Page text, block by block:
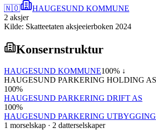
🇳🇴
HAUGESUND KOMMUNE
2 aksjer
Kilde: Skatteetaten aksjeeierboken 2024
Konsernstruktur
HAUGESUND KOMMUNE100% ↓
HAUGESUND PARKERING HOLDING AS
100%
HAUGESUND PARKERING DRIFT AS
100%
HAUGESUND PARKERING
1 morselskap · 2 datterselskaper